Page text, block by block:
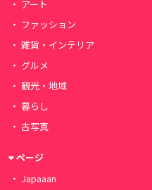
アート
ファッション
雑貨・インテリア
グルメ
観光・地域
暮らし
古写真
ページ
Japaaan